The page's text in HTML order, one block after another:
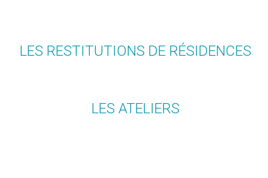
LES RESTITUTIONS DE RÉSIDENCES
LES ATELIERS